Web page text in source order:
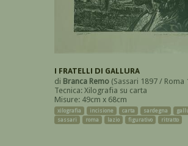
I FRATELLI DI GALLURA
di Branca Remo (Sassari 1897 / Roma
Tecnica: Xilografia su carta
Misure: 49cm x 68cm
xilografia incisione carta sardegna
sassari
roma lazio figurativo ritratto